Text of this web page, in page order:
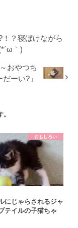
？寝ぼけながら
｀)
おやつち
だーい?」
おもしろい
にじゃらされるジャ
テイルの子猫ちゃ